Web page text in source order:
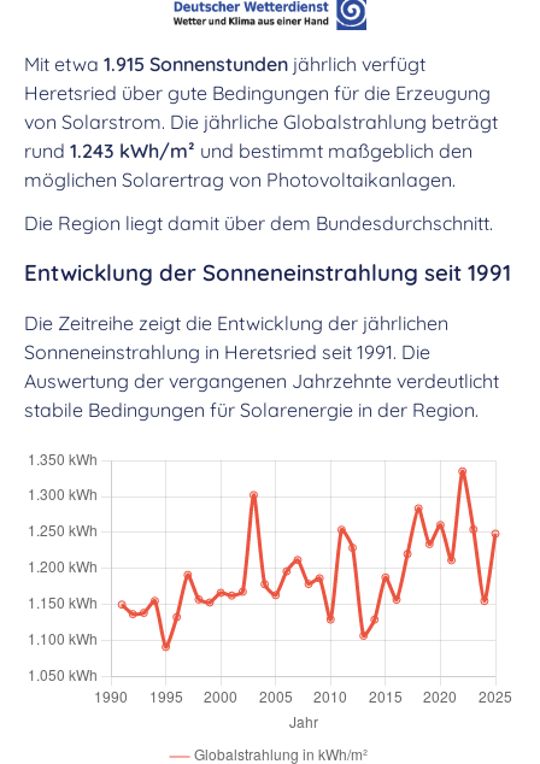
Mit etwa 1.915 Sonnenstunden jährlich verfügt
Heretsried über gute Bedingungen für die Erzeugung
von Solarstrom. Die jährliche Globalstrahlung beträgt
rund 1.243 kWh/m² und bestimmt maßgeblich den
möglichen Solarertrag von Photovoltaikanlagen.
Die Region liegt damit über dem Bundesdurchschnitt.
Entwicklung der Sonneneinstrahlung seit 1991
Die Zeitreihe zeigt die Entwicklung der jährlichen
Sonneneinstrahlung in Heretsried seit 1991. Die
Auswertung der vergangenen Jahrzehnte verdeutlicht
stabile Bedingungen für Solarenergie in der Region.